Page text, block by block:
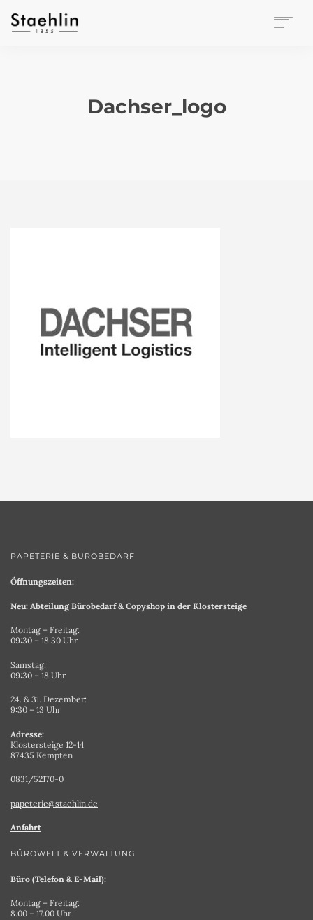
Dachser_logo
PAPETERIE & BÜROBEDARF
Öffnungszeiten:
Neu: Abteilung Bürobedarf & Copyshop in der Klostersteige
Montag – Freitag:
09:30 – 18.30 Uhr
Samstag:
09:30 – 18 Uhr
24. & 31. Dezember:
9:30 – 13 Uhr
Adresse:
Klostersteige 12-14
87435 Kempten
0831/52170-0
papeterie@staehlin.de
Anfahrt
BÜROWELT & VERWALTUNG
Büro (Telefon & E-Mail):
Montag – Freitag:
8.00 – 17.00 Uhr